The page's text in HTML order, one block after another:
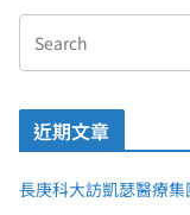
近期文章
長庚科大訪凱瑟醫療